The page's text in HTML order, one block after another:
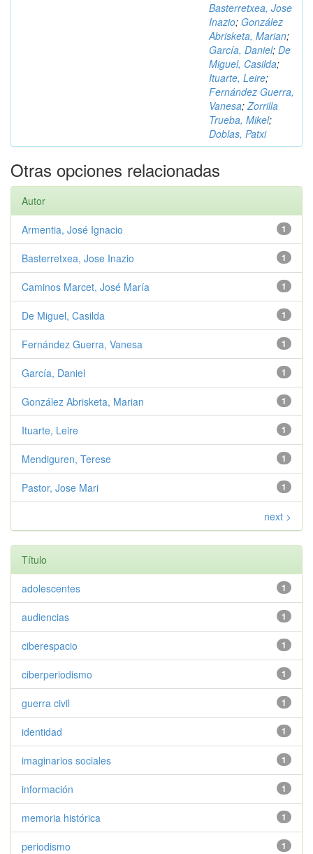
Basterretxea, Jose
Inazio; González
Abrisketa, Marian;
García, Daniel; De
Miguel, Casilda;
Ituarte, Leire;
Fernández Guerra,
Vanesa;Zorrilla
Trueba, Mikel;
Doblas, Patxi
Otras opciones relacionadas
Autor
1
Armentia, José Ignacio
1
Basterretxea, Jose Inazio
1
Caminos Marcet, José María
1
De Miguel, Casilda
1
Fernández Guerra, Vanesa
1
García, Daniel
1
González Abrisketa, Marian
1
Ituarte, Leire
1
Mendiguren, Terese
1
Pastor, Jose Mari
next >
Título
1
adolescentes
1
audiencias
1
ciberespacio
1
ciberperiodismo
1
guerra civil
1
identidad
1
imaginarios sociales
1
información
1
memoria histórica
1
periodismo